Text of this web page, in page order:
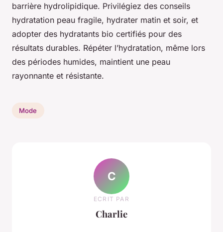
barrière hydrolipidique. Privilégiez des conseils
hydratation peau fragile, hydrater matin et soir, et
adopter des hydratants bio certifiés pour des
résultats durables. Répéter l’hydratation, même lors
des périodes humides, maintient une peau
rayonnante et résistante.
Mode
C
ECRIT PAR
Charlie